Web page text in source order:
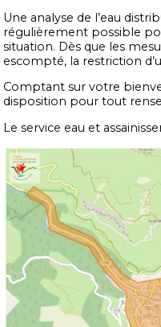
Une analyse de l’eau
régulièrement possible
situation. Dès que les
escompté, la restriction
Comptant sur votre
disposition pour tout
Le service eau et